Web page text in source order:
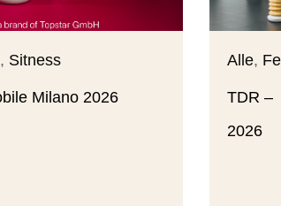
Milano 2026
, Sitness
TDR –
2026
Alle,